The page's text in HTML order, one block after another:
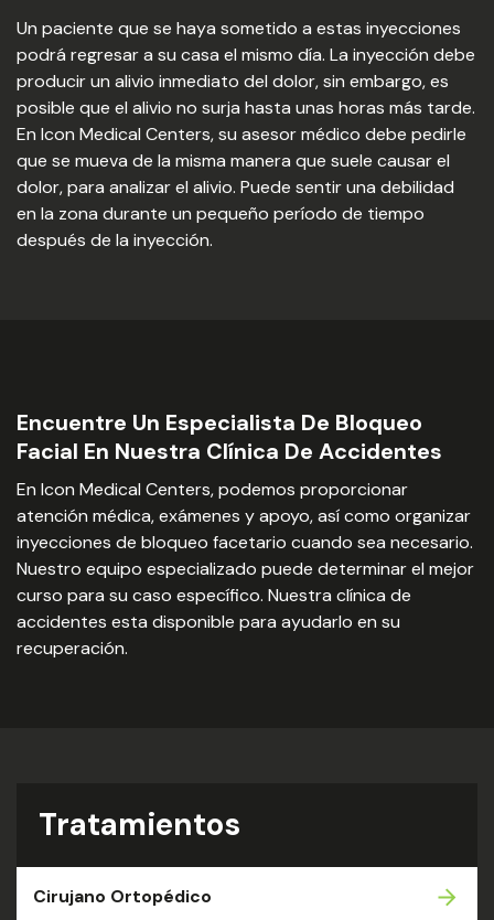
Un paciente que se haya sometido a estas inyecciones
podrá regresar a su casa el mismo día. La inyección debe
producir un alivio inmediato del dolor, sin embargo, es
posible que el alivio no surja hasta unas horas más tarde.
En Icon Medical Centers, su asesor médico debe pedirle
que se mueva de la misma manera que suele causar el
dolor, para analizar el alivio. Puede sentir una debilidad
en la zona durante un pequeño período de tiempo
después de la inyección.
Encuentre Un Especialista De Bloqueo
Facial En Nuestra Clínica De Accidentes
En Icon Medical Centers, podemos proporcionar
atención médica, exámenes y apoyo, así como organizar
inyecciones de bloqueo facetario cuando sea necesario.
Nuestro equipo especializado puede determinar el mejor
curso para su caso específico. Nuestra clínica de
accidentes esta disponible para ayudarlo en su
recuperación.
Tratamientos
Cirujano Ortopédico